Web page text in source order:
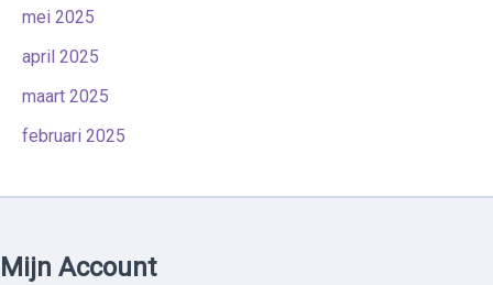
mei 2025
april 2025
maart 2025
februari 2025
Mijn Account